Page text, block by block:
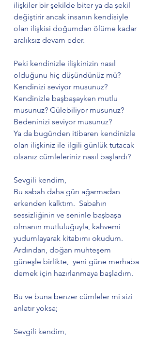
ilişkiler bir şekilde biter ya da şekil
değiştirir ancak insanın kendisiyle
olan ilişkisi doğumdan ölüme kadar
aralıksız devam eder.
Peki kendinizle ilişkinizin nasıl
olduğunu hiç düşündünüz mü?
Kendinizi seviyor musunuz?
Kendinizle başbaşayken mutlu
musunuz? Gülebiliyor musunuz?
Bedeninizi seviyor musunuz?
Ya da bugünden itibaren kendinizle
olan ilişkiniz ile ilgili günlük tutacak
olsanız cümleleriniz nasıl başlardı?
Sevgili kendim,
Bu sabah daha gün ağarmadan
erkenden kalktım.  Sabahın
sessizliğinin ve seninle başbaşa
olmanın mutluluğuyla, kahvemi
yudumlayarak kitabımı okudum.
Ardından, doğan muhteşem
güneşle birlikte,  yeni güne merhaba
demek için hazırlanmaya başladım.
Bu ve buna benzer cümleler mi sizi
anlatır yoksa;
Sevgili kendim,